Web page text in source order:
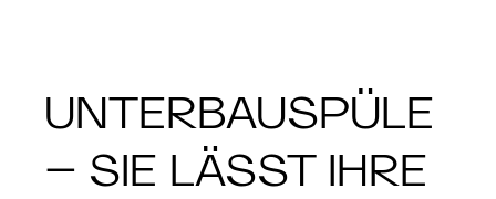
UNTERBAUSPÜLE
– SIE LÄSST IHRE